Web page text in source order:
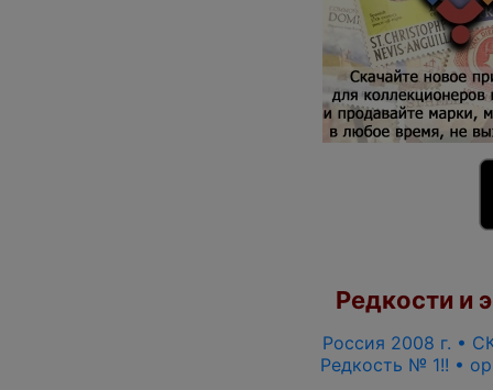
Редкости и
Россия 2008 г. •
Редкость № 1!! •